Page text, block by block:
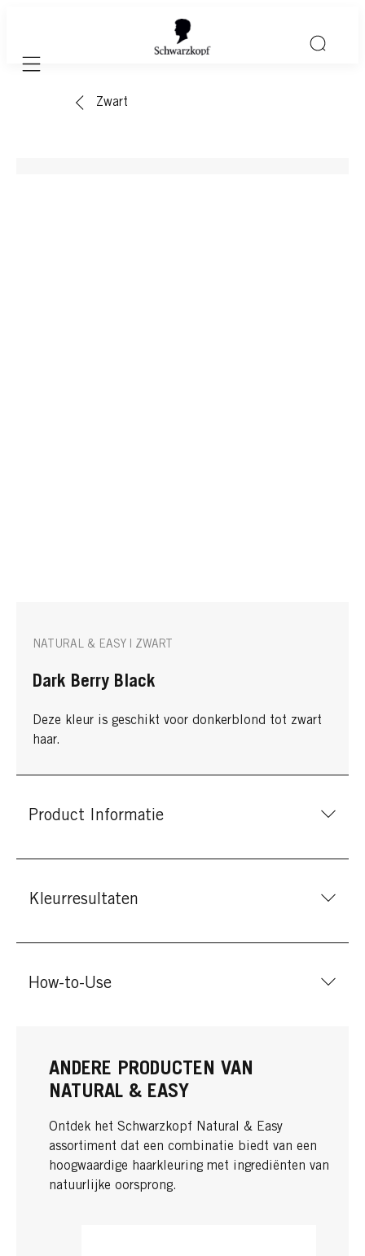
Mobile navigation
Zwart
NATURAL & EASY | ZWART
Dark Berry Black
Deze kleur is geschikt voor donkerblond tot zwart
haar.
Product Informatie
Kleurresultaten
How-to-Use
ANDERE PRODUCTEN VAN
NATURAL & EASY
Ontdek het Schwarzkopf Natural & Easy
assortiment dat een combinatie biedt van een
hoogwaardige haarkleuring met ingrediënten van
natuurlijke oorsprong.